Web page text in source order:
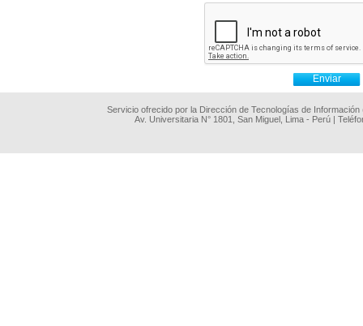
Servicio ofrecido por la Dirección de Tecnologías de
Av. Universitaria N° 1801, San Miguel, Lima - Perú |